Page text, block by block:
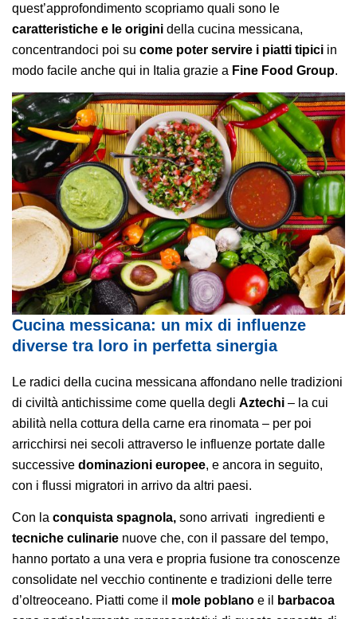
quest’approfondimento scopriamo quali sono le
caratteristiche e le origini della cucina messicana,
concentrandoci poi su come poter servire i piatti tipici in
modo facile anche qui in Italia grazie a Fine Food Group.
Cucina messicana: un mix di influenze
diverse tra loro in perfetta sinergia
Le radici della cucina messicana affondano nelle tradizioni
di civiltà antichissime come quella degli Aztechi – la cui
abilità nella cottura della carne era rinomata – per poi
arricchirsi nei secoli attraverso le influenze portate dalle
successive dominazioni europee, e ancora in seguito,
con i flussi migratori in arrivo da altri paesi.
Con la conquista spagnola, sono arrivati ingredienti e
tecniche culinarie nuove che, con il passare del tempo,
hanno portato a una vera e propria fusione tra conoscenze
consolidate nel vecchio continente e tradizioni delle terre
d’oltreoceano. Piatti come il mole poblano e il
barbacoa